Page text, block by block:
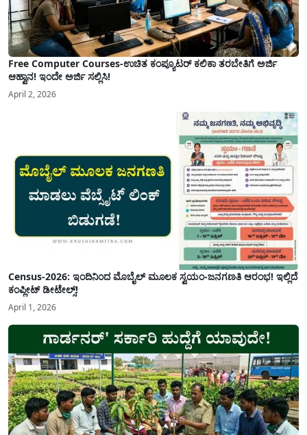
Free Computer Courses-ಉಚಿತ ಕಂಪ್ಯೂಟರ್ ಕಲಿಕಾ ತರಬೇತಿಗೆ ಅರ್ಜಿ
ಆಹ್ವಾನ! ಇಂದೇ ಅರ್ಜಿ ಸಲ್ಲಿಸಿ!
April 2, 2026
Census-2026: ಇಂದಿನಿಂದ ಮೊಬೈಲ್ ಮೂಲಕ ಸ್ವಯಂ-ಜನಗಣತಿ ಆರಂಭ! ಇಲ್ಲಿದೆ
ಕಂಪ್ಲೀಟ್ ಡೀಟೇಲ್ಸ್!
April 1, 2026